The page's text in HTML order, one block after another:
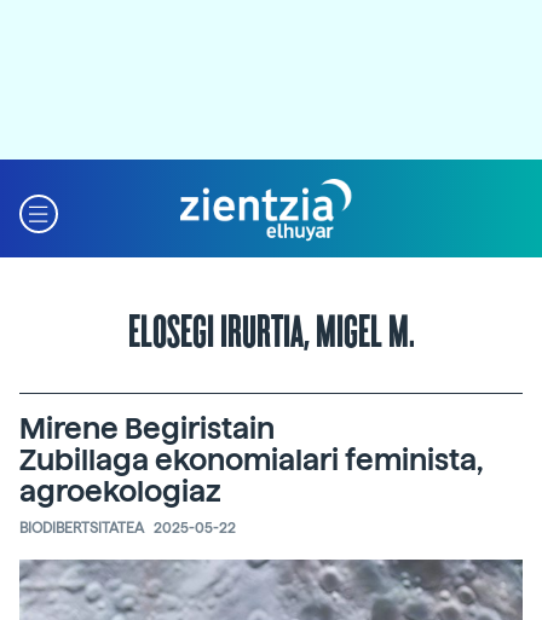
ELOSEGI IRURTIA, MIGEL M.
Mirene Begiristain
Zubillaga ekonomialari feminista,
agroekologiaz
BIODIBERTSITATEA 2025-05-22